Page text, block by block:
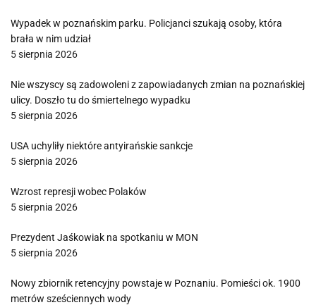
Wypadek w poznańskim parku. Policjanci szukają osoby, która
brała w nim udział
5 sierpnia 2026
Nie wszyscy są zadowoleni z zapowiadanych zmian na poznańskiej
ulicy. Doszło tu do śmiertelnego wypadku
5 sierpnia 2026
USA uchyliły niektóre antyirańskie sankcje
5 sierpnia 2026
Wzrost represji wobec Polaków
5 sierpnia 2026
Prezydent Jaśkowiak na spotkaniu w MON
5 sierpnia 2026
Nowy zbiornik retencyjny powstaje w Poznaniu. Pomieści ok. 1900
metrów sześciennych wody